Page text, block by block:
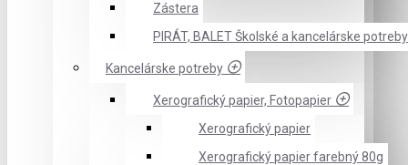
Zástera
PIRÁT, BALET Školské a kancelárske potreby
Kancelárske potreby
Xerografický papier, Fotopapier
Xerografický papier
Xerografický papier farebný 80g